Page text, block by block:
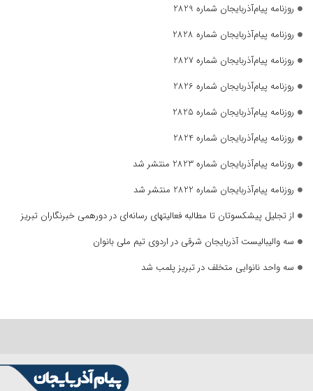
روزنامه پیام‌آذربایجان شماره 2829
روزنامه پیام‌آذربایجان شماره 2828
روزنامه پیام‌آذربایجان شماره 2827
روزنامه پیام‌آذربایجان شماره 2826
روزنامه پیام‌آذربایجان شماره 2825
روزنامه پیام‌آذربایجان شماره 2824
روزنامه پیام‌آذربایجان شماره 2823 منتشر شد
روزنامه پیام‌آذربایجان شماره 2822 منتشر شد
از تجلیل پیشکسوتان تا مطالبه فعالیتهای رسانه‌ای در دورهمی خبرنگاران تبریز
سه والیبالیست آذربایجان‌ شرقی در اردوی تیم ملی بانوان
سه واحد نانوایی متخلف در تبریز پلمب شد